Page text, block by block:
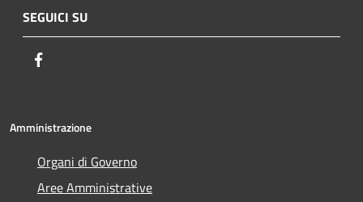
SEGUICI SU
Amministrazione
Organi di Governo
Aree Amministrative